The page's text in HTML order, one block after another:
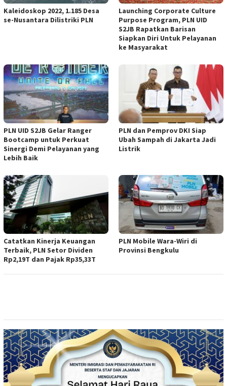
Kaleidoskop 2022, 1.185 Desa
se-Nusantara Dilistriki PLN
Launching Corporate Culture
Purpose Program, PLN UID
S2JB Rapatkan Barisan
Siapkan Diri Untuk Pelayanan
ke Masyarakat
PLN UID S2JB Gelar Ranger
Bootcamp untuk Perkuat
Sinergi Demi Pelayanan yang
Lebih Baik
PLN dan Pemprov DKI Siap
Ubah Sampah di Jakarta Jadi
Listrik
Catatkan Kinerja Keuangan
Terbaik, PLN Setor Dividen
Rp2,19T dan Pajak Rp35,33T
PLN Mobile Wara-Wiri di
Provinsi Bengkulu